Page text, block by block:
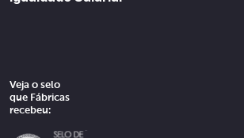
Veja o selo
que Fábricas
recebeu: